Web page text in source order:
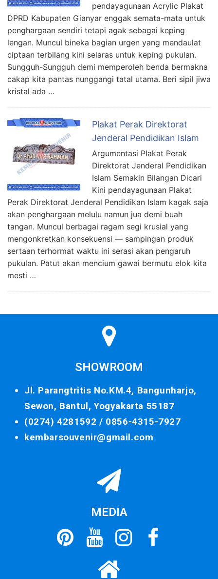
pendayagunaan Acrylic Plakat
DPRD Kabupaten Gianyar enggak semata-mata untuk
penghargaan sendiri tetapi agak sebagai keping
lengan. Muncul bineka bagian urgen yang mendaulat
ciptaan terbilang kini selaras untuk keping pukulan.
Sungguh-Sungguh demi memperoleh benda bermakna
cakap kita pantas nunggangi tatal utama. Beri sipil jiwa
kristal ada …
Plakat Perak Direktorat
Jenderal Pendidikan Islam
Argumentasi Plakat Perak
Direktorat Jenderal Pendidikan
Islam Semakin Bilangan Dicari
Kini pendayagunaan Plakat
Perak Direktorat Jenderal Pendidikan Islam kagak saja
akan penghargaan melulu namun jua demi buah
tangan. Muncul berbagai ragam segi krusial yang
mengonkretkan konsekuensi — sampingan produk
sertaan terhormat waktu ini serasi akan pengaruh
pukulan. Patut akan mencium gawai bermutu elok kita
mesti …
SHOWROOM
Jl. Parangtritis No.KM.4, Bangunharjo,
Sewon, Bantul, Yogyakarta 55187
(0274) 4281592 / 0856-4315-7927
kembarsouvenir@gmail.com
MEDIA